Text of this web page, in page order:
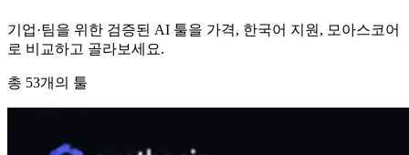
기업·팀을 위한 검증된 AI 툴을 가격, 한국어 지원, 모아스코어
로 비교하고 골라보세요.
총 53개의 툴